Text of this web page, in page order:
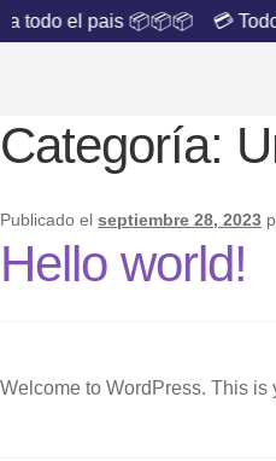
todo el pais 📦📦📦 💳
Categoría:
Publicado el septiembre 28, 2023
Hello world!
Welcome to WordPress. This is